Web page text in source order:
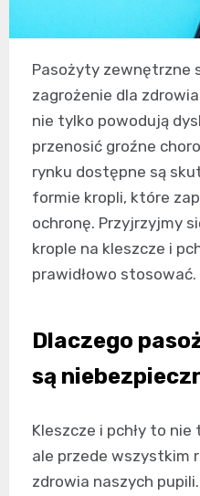
Pasożyty zewnętrzne
zagrożenie dla
nie tylko powodują
przenosić groźne
rynku dostępne są
formie kropli, które
ochronę. Przyjrzyjmy
krople na kleszcze i
prawidłowo stosować.
Dlaczego
są
Kleszcze i pchły to
ale przede wszystkim
zdrowia naszych pupili.